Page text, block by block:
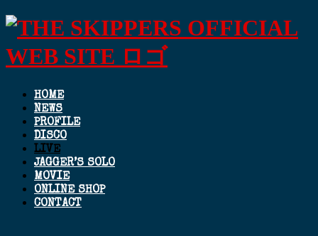
HOME
NEWS
PROFILE
DISCO
LIVE
JAGGER’S SOLO
MOVIE
ONLINE SHOP
CONTACT